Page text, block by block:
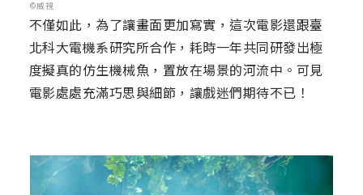
©威視
不僅如此，為了讓畫面更加寫實，這次電影還跟臺
北科大電機系研究所合作，耗時一年共同研發出極
度擬真的仿生機械魚，置放在場景的河流中。可見
電影處處充滿巧思與細節，讓戲迷們期待不已！